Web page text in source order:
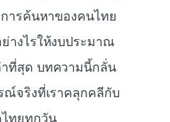
การค้นหาของคนไทย
างไรให้งบประมาณ
ที่สุด บทความนี้กลั่น
ณ์จริงที่เราคลุกคลีกับ
ทยทุกวัน